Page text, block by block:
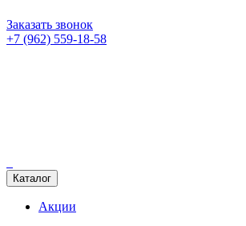
Заказать звонок
+7 (962) 559-18-58
Каталог
Акции